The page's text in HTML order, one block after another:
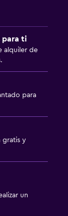
para ti
alquiler de
para
gratis y
un